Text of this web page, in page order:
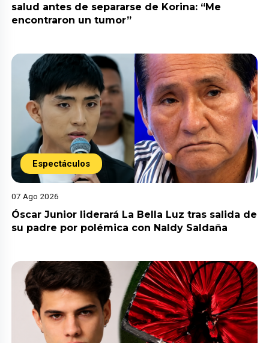
salud antes de separarse de Korina: “Me
encontraron un tumor”
Espectáculos
07 Ago 2026
Óscar Junior liderará La Bella Luz tras salida de
su padre por polémica con Naldy Saldaña